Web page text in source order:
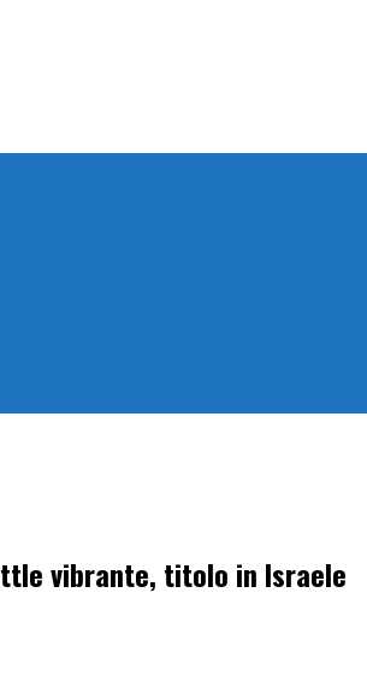
vibrante, titolo in Israele